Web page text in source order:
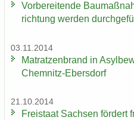
Vor­be­rei­ten­de
rich­tung wer­den
03.11.2014
Ma­trat­zen­brand in
Chemnitz-​Ebersdorf
21.10.2014
Frei­staat Sach­sen för­dert